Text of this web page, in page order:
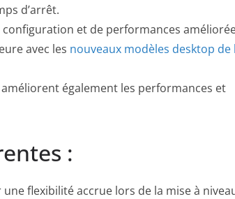
d’arrêt.
configuration et de performances
avec les nouveaux modèles desktop de
également les performances et
:
flexibilité accrue lors de la mise à